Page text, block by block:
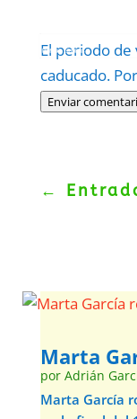
El periodo de
caducado.
Enviar
Politica–Términos.
←
Marta
por Adrián
Marta García